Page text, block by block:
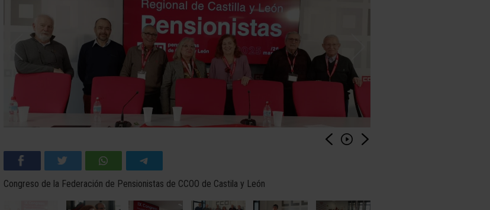
Congreso de la Federación de Pensionistas de CCOO de Castila y León